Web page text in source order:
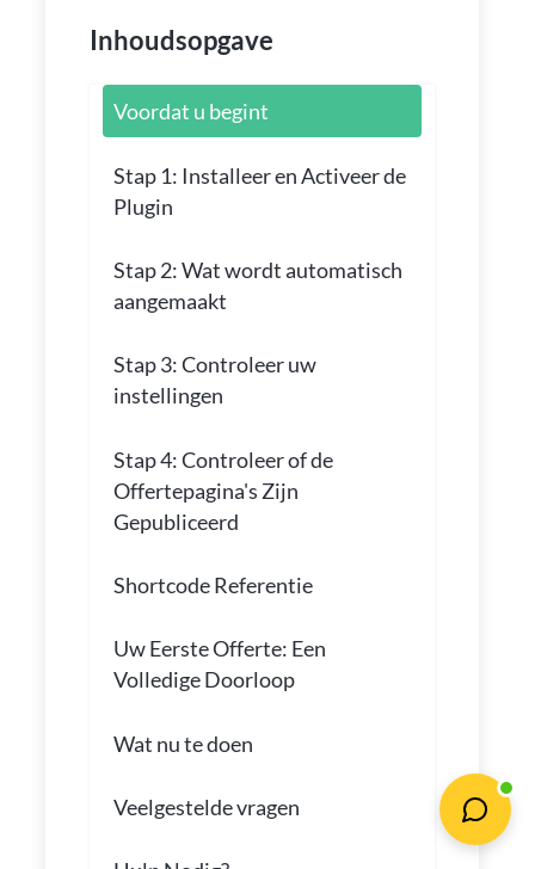
Inhoudsopgave
Voordat u begint
Stap 1: Installeer en Activeer de
Plugin
Stap 2: Wat wordt automatisch
aangemaakt
Stap 3: Controleer uw
instellingen
Stap 4: Controleer of de
Offertepagina's Zijn
Gepubliceerd
Shortcode Referentie
Uw Eerste Offerte: Een
Volledige Doorloop
Wat nu te doen
Veelgestelde vragen